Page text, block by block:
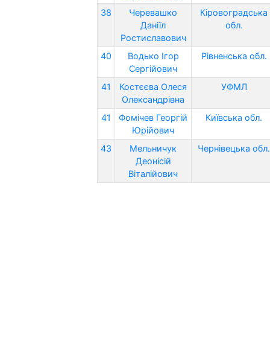
38
Черевашко
Даніїл
Ростиславович
Кіровоградська
обл.
40
Водько Ігор
Сергійович
Рівненська обл.
41
Костєєва Олеся
Олександрівна
УФМЛ
41
Фомічев Георгій
Юрійович
Київська обл.
43
Мельничук
Деонісій
Віталійович
Чернівецька обл.